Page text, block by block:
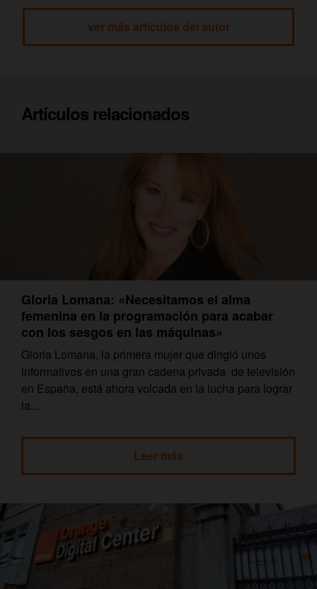
ver más artículos del autor
Artículos relacionados
Gloria Lomana: «Necesitamos el alma
femenina en la programación para acabar
con los sesgos en las máquinas»
Gloria Lomana, la primera mujer que dirigió unos
informativos en una gran cadena privada de televisión
en España, está ahora volcada en la lucha para lograr
la...
Leer más